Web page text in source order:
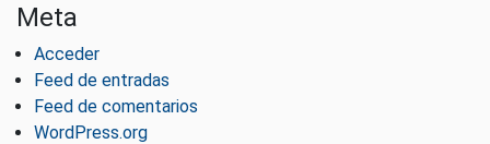
Meta
Acceder
Feed de entradas
Feed de comentarios
WordPress.org